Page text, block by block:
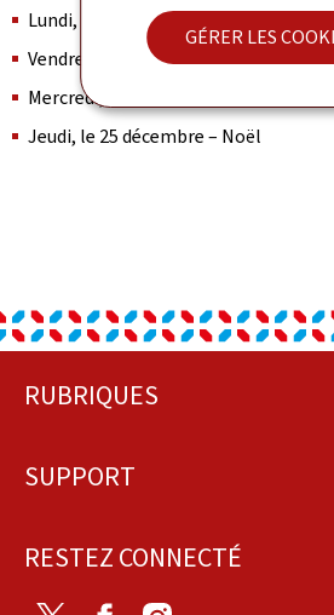
GÉRER LES
Lundi, le 2 novembre – Jour des Morts
Vendredi, le 20 novembre – Jour de
Mercredi, le 24 décembre (demi-
Jeudi, le 25 décembre – Noël
Pied
page
RUBRIQUES
SUPPORT
RESTEZ CONNECTÉ